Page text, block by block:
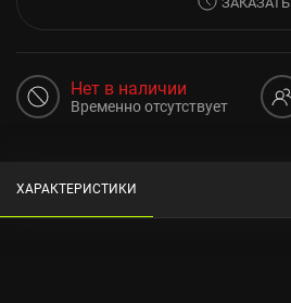
Нет в наличии
Временно отсутствует
ХАРАКТЕРИСТИКИ